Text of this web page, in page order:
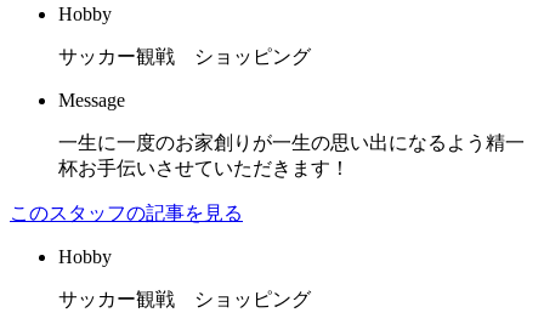
Hobby
サッカー観戦 ショッピング
Message
一生に一度のお家創りが一生の思い出になるよう精一
杯お手伝いさせていただきます！
このスタッフの記事を見る
Hobby
サッカー観戦 ショッピング